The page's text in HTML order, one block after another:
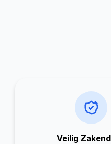
Veilig